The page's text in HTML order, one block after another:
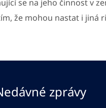
se na jeho činnost v
že mohou nastat i jiná
zprávy